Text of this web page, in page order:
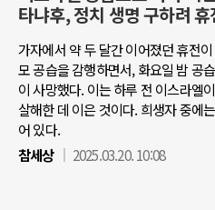
타냐후, 정치 생명 구하려 휴
가자에서 약 두 달간 이어졌던 휴전
모 공습을 감행하면서, 화요일 밤 공
이 사망했다. 이는 하루 전 이스라엘
살해한 데 이은 것이다. 희생자 중에
어 있다.
참세상
2025.03.20. 10:08